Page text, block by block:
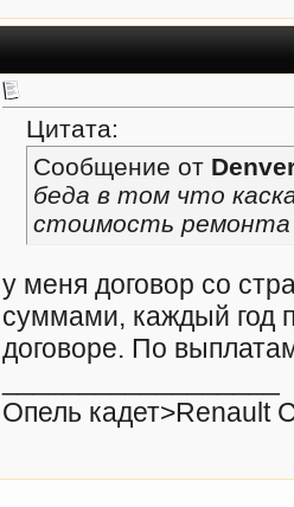
Цитата:
Сообщение от
беда в том что
стоимость ремонта
у меня договор со
суммами, каждый год
договоре. По
Опель кадет>Renault